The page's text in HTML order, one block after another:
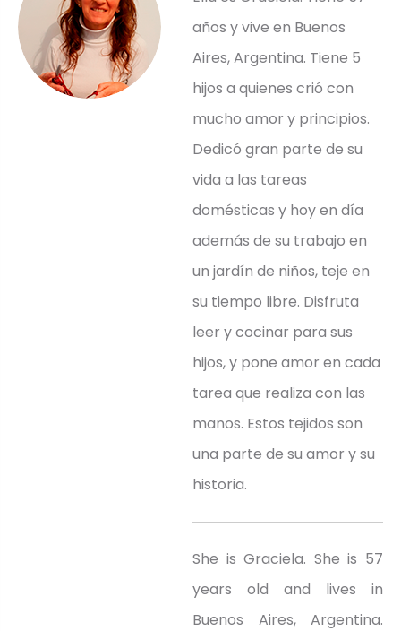
años y vive en Buenos
Aires, Argentina. Tiene 5
hijos a quienes crió con
mucho amor y principios.
Dedicó gran parte de su
vida a las tareas
domésticas y hoy en día
además de su trabajo en
un jardín de niños, teje en
su tiempo libre. Disfruta
leer y cocinar para sus
hijos, y pone amor en cada
tarea que realiza con las
manos. Estos tejidos son
una parte de su amor y su
historia.
She is Graciela. She is 57
years old and lives in
Buenos Aires, Argentina.